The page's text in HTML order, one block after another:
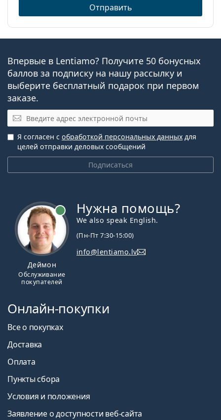
Можно ли спать в Lenjoy Day & Night PRO?
Это медицинское изделие. Перед использованием
прочтите инструкцию.
гидрогелевые
контактные линзы
Контактные линзы
Отправить
Впервые в Lentiamo? Получите 50 бонусных
баллов за подписку на нашу рассылку и
выберите бесплатный подарок при первом
заказе.
Эл. почта
Подписаться
Я согласен с обработкой персональных данных для
целей отправки деловых сообщений
Деймон
Обслуживание
покупателей
Нужна помощь?
We also speak English.
(Пн-Пт 7:30-15:00)
info@lentiamo.lv
Онлайн-покупки
Все о покупках
Доставка
Оплата
Пункты сбора
Условия и положения
Заявление о доступности веб-сайта